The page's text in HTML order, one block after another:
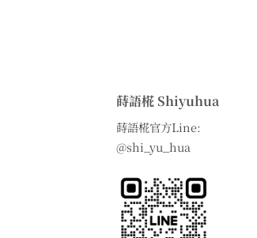
蒔語椛 Shiyuhua
蒔語椛官方Line:
@shi_yu_hua